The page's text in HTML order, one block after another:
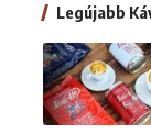
Legújabb